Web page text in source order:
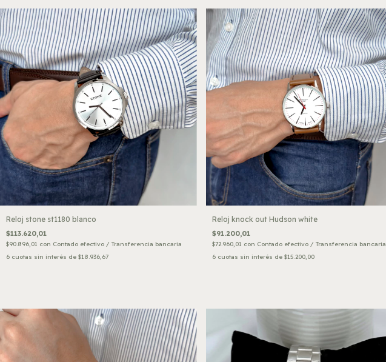
Reloj stone st1180 blanco
$113.620,01
$90.896,01 con Contado efectivo / Transferencia bancaria
6 cuotas sin interés de $18.936,67
Reloj knock out Hudson white
$91.200,01
$72.960,01 con Contado efectivo / Transferencia bancaria
6 cuotas sin interés de $15.200,00